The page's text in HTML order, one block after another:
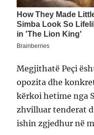
Megjithatë Peçi
opozita dhe
kërkoi hetime nga
zhvilluar tenderat
ishin zgjedhur në